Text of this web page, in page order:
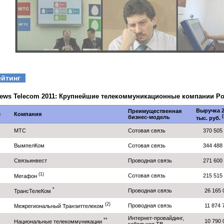
Telecom 2011: Крупнейшие телекоммуникационные компании
Компания
Преимущественная
бизнес-модель
Выручка
тыс. руб.
МТС Сотовая связь 370
ВымпелКом Сотовая связь 344
Связьинвест Проводная связь 271
Мегафон (1) Сотовая связь 215
ТрансТелеКом * Проводная связь 26 165
Межрегиональный Транзиттелеком (2) Проводная связь 11 874
Национальные телекоммуникации **
Интернет-провайдинг,
10 790